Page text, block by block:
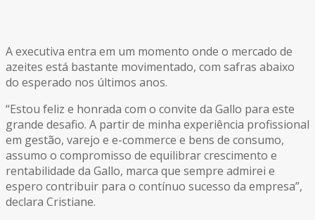
A executiva entra em um momento onde o mercado de
azeites está bastante movimentado, com safras abaixo
do esperado nos últimos anos.
“Estou feliz e honrada com o convite da Gallo para este
grande desafio. A partir de minha experiência profissional
em gestão, varejo e e-commerce e bens de consumo,
assumo o compromisso de equilibrar crescimento e
rentabilidade da Gallo, marca que sempre admirei e
espero contribuir para o contínuo sucesso da empresa”,
declara Cristiane.